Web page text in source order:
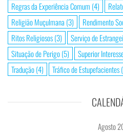
Regras da Experiência Comum (4)
Religião Muçulmana (3) Rendimento
Ritos Religiosos(3) Serviço de
Situação de Perigo(5) Superior
Tradução(4) Tráfico de Estupefacientes
Agosto